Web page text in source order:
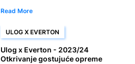
Read More
ULOG X EVERTON
Ulog x Everton - 2023/24
Otkrivanje gostujuće opreme